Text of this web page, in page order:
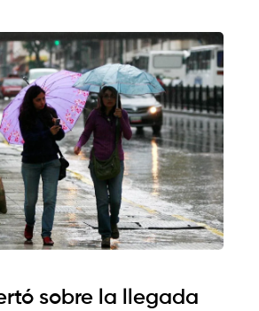
sobre la llegada